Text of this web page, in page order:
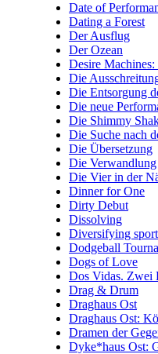
Dating a Forest
Der Ausflug
Der Ozean
Desire
Die
Die Entsorgung
Die neue
Die Shimmy
Die Suche nach
Die Übersetzung
Die Verwandlung
Die Vier in der
Dinner for One
Dirty Debut
Dissolving
Diversifying
Dodgeball
Dogs of Love
Dos Vidas. Zwei
Drag & Drum
Draghaus Ost
Draghaus Ost:
Dramen der
Dyke*haus Ost: